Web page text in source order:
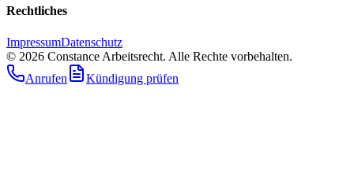
Rechtliches
ImpressumDatenschutz
© 2026 Constance Arbeitsrecht. Alle Rechte vorbehalten.
Anrufen
Kündigung prüfen